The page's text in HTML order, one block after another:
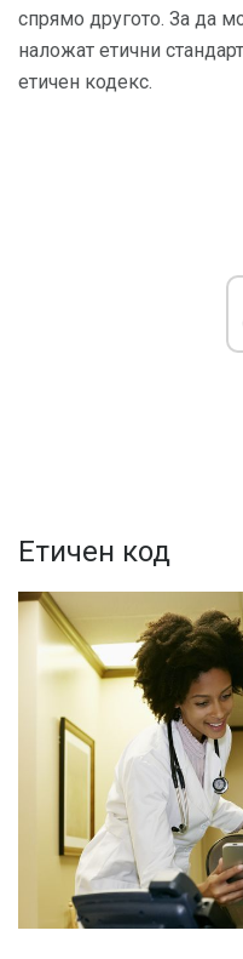
спрямо другото. За да
наложат етични
етичен кодекс.
Етичен код